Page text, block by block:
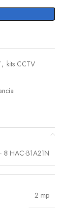
, kits CCTV
8 HAC-B1A21N
2 mp